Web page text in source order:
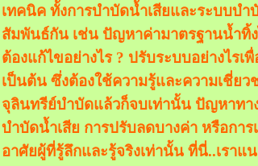
เทคนิค ทั้งการบำบัดน้ำเสียและระบบบำ
สัมพันธ์กัน เช่น ปัญหาค่ามาตรฐานน้ำทิ้
ต้องแก้ไขอย่างไร ? ปรับระบบอย่างไร
เป็นต้น ซึ่งต้องใช้ความรู้และความเชี่ย
จุลินทรีย์บำบัดแล้วก็จบเท่านั้น ปัญหาทา
บำบัดน้ำเสีย การปรับลดบางค่า หรือกา
อาศัยผู้ที่รู้ลึกและรู้จริงเท่านั้น ที่นี่..เราแ